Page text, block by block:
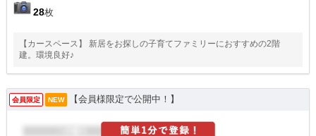
28枚
【カースペース】 新居をお探しの子育てファミリーにおすすめの2階
建。環境良好♪
会員限定 NEW 【会員様限定で公開中！】